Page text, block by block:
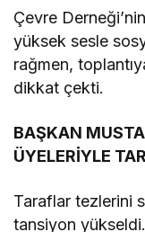
Çevre
yüksek sesle
rağmen,
dikkat çekti.
BAŞKAN
ÜYELERİYLE
Taraflar tezlerini
tansiyon